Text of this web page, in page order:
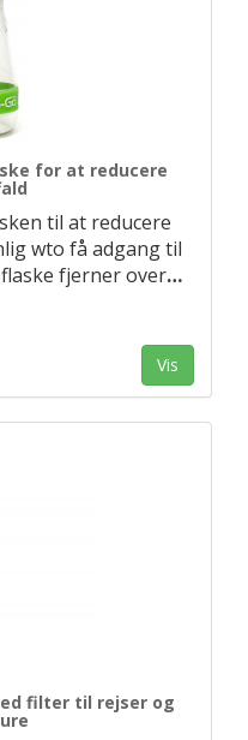
for at reducere
til at reducere
wto få adgang til
fjerner over…
Vis
filter til rejser og